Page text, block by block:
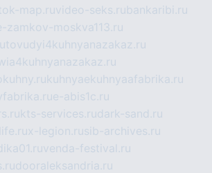
map.ruvideo-seks.rubankaribi.ru
zamkov-moskva113.ru
tovudyi4kuhnyanazakaz.ru
kuhnyaekuhnyaafabrika.ru
e-abis1c.ru
kts-services.rudark-sand.ru
x-legion.rusib-archives.ru
venda-festival.ru
dooraleksandria.ru